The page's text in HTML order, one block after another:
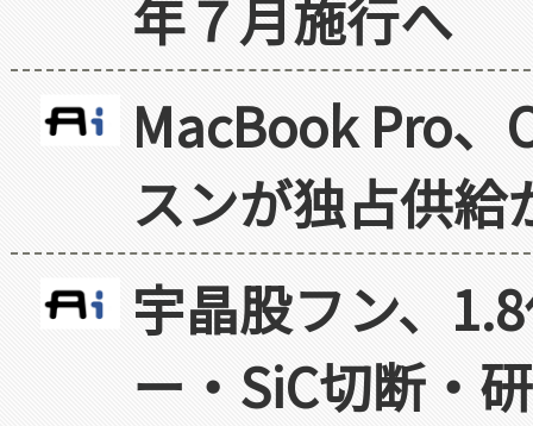
年７月施行へ
MacBook Pro
スンが独占供給
宇晶股フン、
ー・SiC切断・